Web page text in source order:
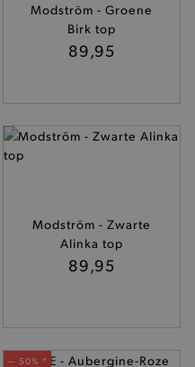
Modström - Groene
Birk top
89,95
Modström - Zwarte
Alinka top
89,95
— 50% *